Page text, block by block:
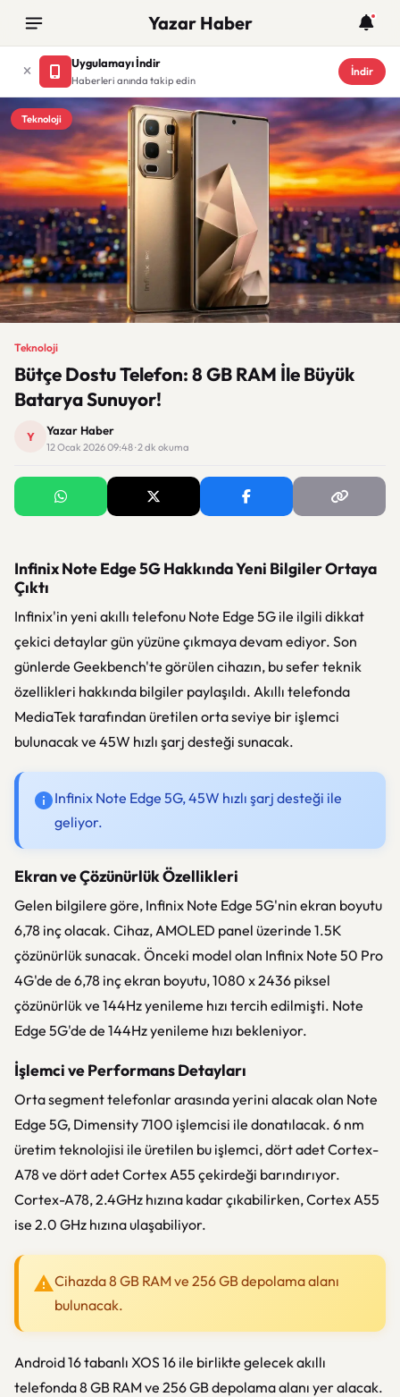
Yazar Haber
Uygulamayı İndir
Haberleri anında takip edin
İndir
Teknoloji
Teknoloji
Bütçe Dostu Telefon: 8 GB RAM İle Büyük
Batarya Sunuyor!
Y Yazar Haber
12 Ocak 2026 09:48 · 2 dk okuma
Infinix Note Edge 5G Hakkında Yeni Bilgiler Ortaya
Çıktı
Infinix'in yeni akıllı telefonu Note Edge 5G ile ilgili dikkat
çekici detaylar gün yüzüne çıkmaya devam ediyor. Son
günlerde Geekbench'te görülen cihazın, bu sefer teknik
özellikleri hakkında bilgiler paylaşıldı. Akıllı telefonda
MediaTek tarafından üretilen orta seviye bir işlemci
bulunacak ve 45W hızlı şarj desteği sunacak.
Infinix Note Edge 5G, 45W hızlı şarj desteği ile
geliyor.
Ekran ve Çözünürlük Özellikleri
Gelen bilgilere göre, Infinix Note Edge 5G'nin ekran boyutu
6,78 inç olacak. Cihaz, AMOLED panel üzerinde 1.5K
çözünürlük sunacak. Önceki model olan Infinix Note 50 Pro
4G'de de 6,78 inç ekran boyutu, 1080 x 2436 piksel
çözünürlük ve 144Hz yenileme hızı tercih edilmişti. Note
Edge 5G'de de 144Hz yenileme hızı bekleniyor.
İşlemci ve Performans Detayları
Orta segment telefonlar arasında yerini alacak olan Note
Edge 5G, Dimensity 7100 işlemcisi ile donatılacak. 6 nm
üretim teknolojisi ile üretilen bu işlemci, dört adet Cortex-
A78 ve dört adet Cortex A55 çekirdeği barındırıyor.
Cortex-A78, 2.4GHz hızına kadar çıkabilirken, Cortex A55
ise 2.0 GHz hızına ulaşabiliyor.
Cihazda 8 GB RAM ve 256 GB depolama alanı
bulunacak.
Android 16 tabanlı XOS 16 ile birlikte gelecek akıllı
telefonda 8 GB RAM ve 256 GB depolama alanı yer alacak.